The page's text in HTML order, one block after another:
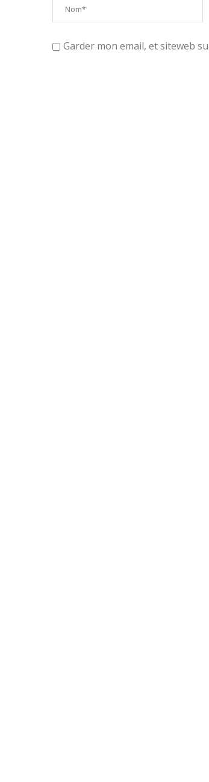
Garder mon email, et siteweb